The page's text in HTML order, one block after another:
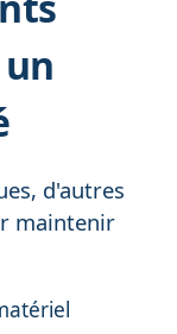
d'autres
maintenir